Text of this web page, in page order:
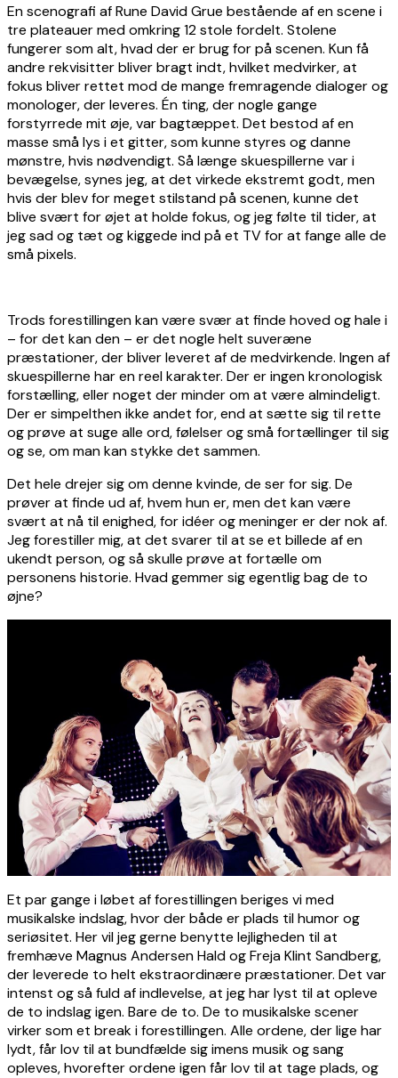
En scenografi af Rune David Grue bestående af en scene i
tre plateauer med omkring 12 stole fordelt. Stolene
fungerer som alt, hvad der er brug for på scenen. Kun få
andre rekvisitter bliver bragt indt, hvilket medvirker, at
fokus bliver rettet mod de mange fremragende dialoger og
monologer, der leveres. Én ting, der nogle gange
forstyrrede mit øje, var bagtæppet. Det bestod af en
masse små lys i et gitter, som kunne styres og danne
mønstre, hvis nødvendigt. Så længe skuespillerne var i
bevægelse, synes jeg, at det virkede ekstremt godt, men
hvis der blev for meget stilstand på scenen, kunne det
blive svært for øjet at holde fokus, og jeg følte til tider, at
jeg sad og tæt og kiggede ind på et TV for at fange alle de
små pixels.
Trods forestillingen kan være svær at finde hoved og hale i
– for det kan den – er det nogle helt suveræne
præstationer, der bliver leveret af de medvirkende. Ingen af
skuespillerne har en reel karakter. Der er ingen kronologisk
forstælling, eller noget der minder om at være almindeligt.
Der er simpelthen ikke andet for, end at sætte sig til rette
og prøve at suge alle ord, følelser og små fortællinger til sig
og se, om man kan stykke det sammen.
Det hele drejer sig om denne kvinde, de ser for sig. De
prøver at finde ud af, hvem hun er, men det kan være
svært at nå til enighed, for idéer og meninger er der nok af.
Jeg forestiller mig, at det svarer til at se et billede af en
ukendt person, og så skulle prøve at fortælle om
personens historie. Hvad gemmer sig egentlig bag de to
øjne?
Et par gange i løbet af forestillingen beriges vi med
musikalske indslag, hvor der både er plads til humor og
seriøsitet. Her vil jeg gerne benytte lejligheden til at
fremhæve Magnus Andersen Hald og Freja Klint Sandberg,
der leverede to helt ekstraordinære præstationer. Det var
intenst og så fuld af indlevelse, at jeg har lyst til at opleve
de to indslag igen. Bare de to. De to musikalske scener
virker som et break i forestillingen. Alle ordene, der lige har
lydt, får lov til at bundfælde sig imens musik og sang
opleves, hvorefter ordene igen får lov til at tage plads, og